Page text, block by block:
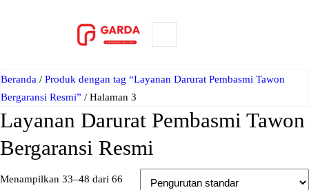
Beranda / Produk dengan tag “Layanan Darurat Pembasmi Tawon
Bergaransi Resmi” / Halaman 3
Layanan Darurat Pembasmi Tawon
Bergaransi Resmi
Menampilkan 33–48 dari 66